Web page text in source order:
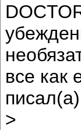
все как
>